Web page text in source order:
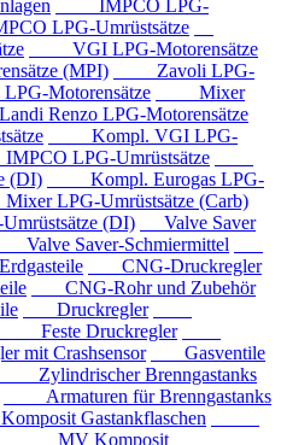
IMPCO LPG-
LPG-Umrüstsätze
VGI LPG-Motorensätze
(MPI)
Zavoli LPG-
Motorensätze
Mixer
Renzo LPG-Motorensätze
Kompl. VGI LPG-
LPG-Umrüstsätze
(DI)
Kompl. Eurogas LPG-
LPG-Umrüstsätze (Carb)
(DI)
Valve Saver
Valve Saver-Schmiermittel
CNG-Druckregler
CNG-Rohr und Zubehör
Druckregler
Feste Druckregler
Crashsensor
Gasventile
Zylindrischer Brenngastanks
Armaturen für Brenngastanks
Gastankflaschen
MV Komposit